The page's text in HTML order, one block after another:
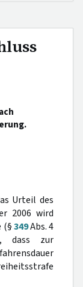
Urteil des
2006 wird
(§349Abs. 4
dass zur